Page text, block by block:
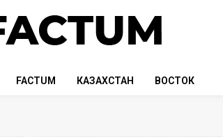
FACTUM КАЗАХСТАН ВОСТОК